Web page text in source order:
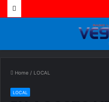
Home / LOCAL
LOCAL